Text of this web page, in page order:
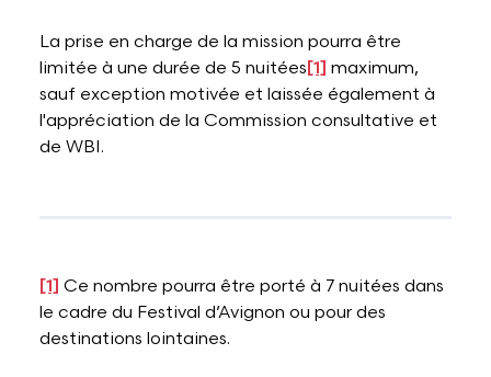
La prise en charge de la mission pourra être
limitée à une durée de 5 nuitées [1] maximum,
sauf exception motivée et laissée également à
l'appréciation de la Commission consultative et
de WBI.
[1] Ce nombre pourra être porté à 7 nuitées dans
le cadre du Festival d’Avignon ou pour des
destinations lointaines.